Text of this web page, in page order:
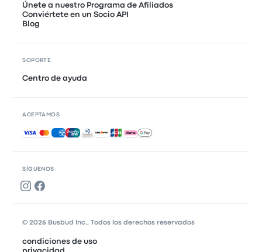
SÍGUENOS
Únete a nuestro Programa de Afiliados
Conviértete en un Socio API
Blog
SOPORTE
Centro de ayuda
ACEPTAMOS
Pagos aceptados
© 2026 Busbud Inc., Todos los derechos reservados
condiciones de uso